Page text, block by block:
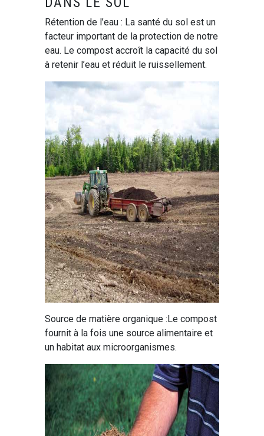
Rétention de l’eau : La santé du sol est un
facteur important de la protection de notre
eau. Le compost accroît la capacité du sol
à retenir l’eau et réduit le ruissellement.
Source de matière organique :Le compost
fournit à la fois une source alimentaire et
un habitat aux microorganismes.